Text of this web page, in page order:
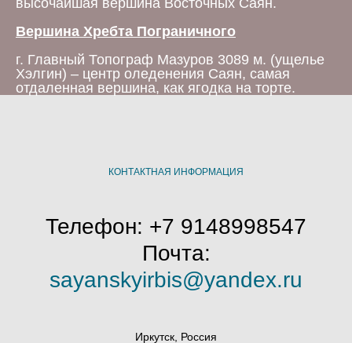
Вершина Хребта Пограничного
г. Главный Топограф Мазуров 3089 м. (ущелье
Хэлгин) – центр оледенения Саян, самая
отдаленная вершина, как ягодка на торте.
КОНТАКТНАЯ ИНФОРМАЦИЯ
Телефон: +7 9148998547
Почта:
sayanskyirbis@yandex.ru
Иркутск, Россия